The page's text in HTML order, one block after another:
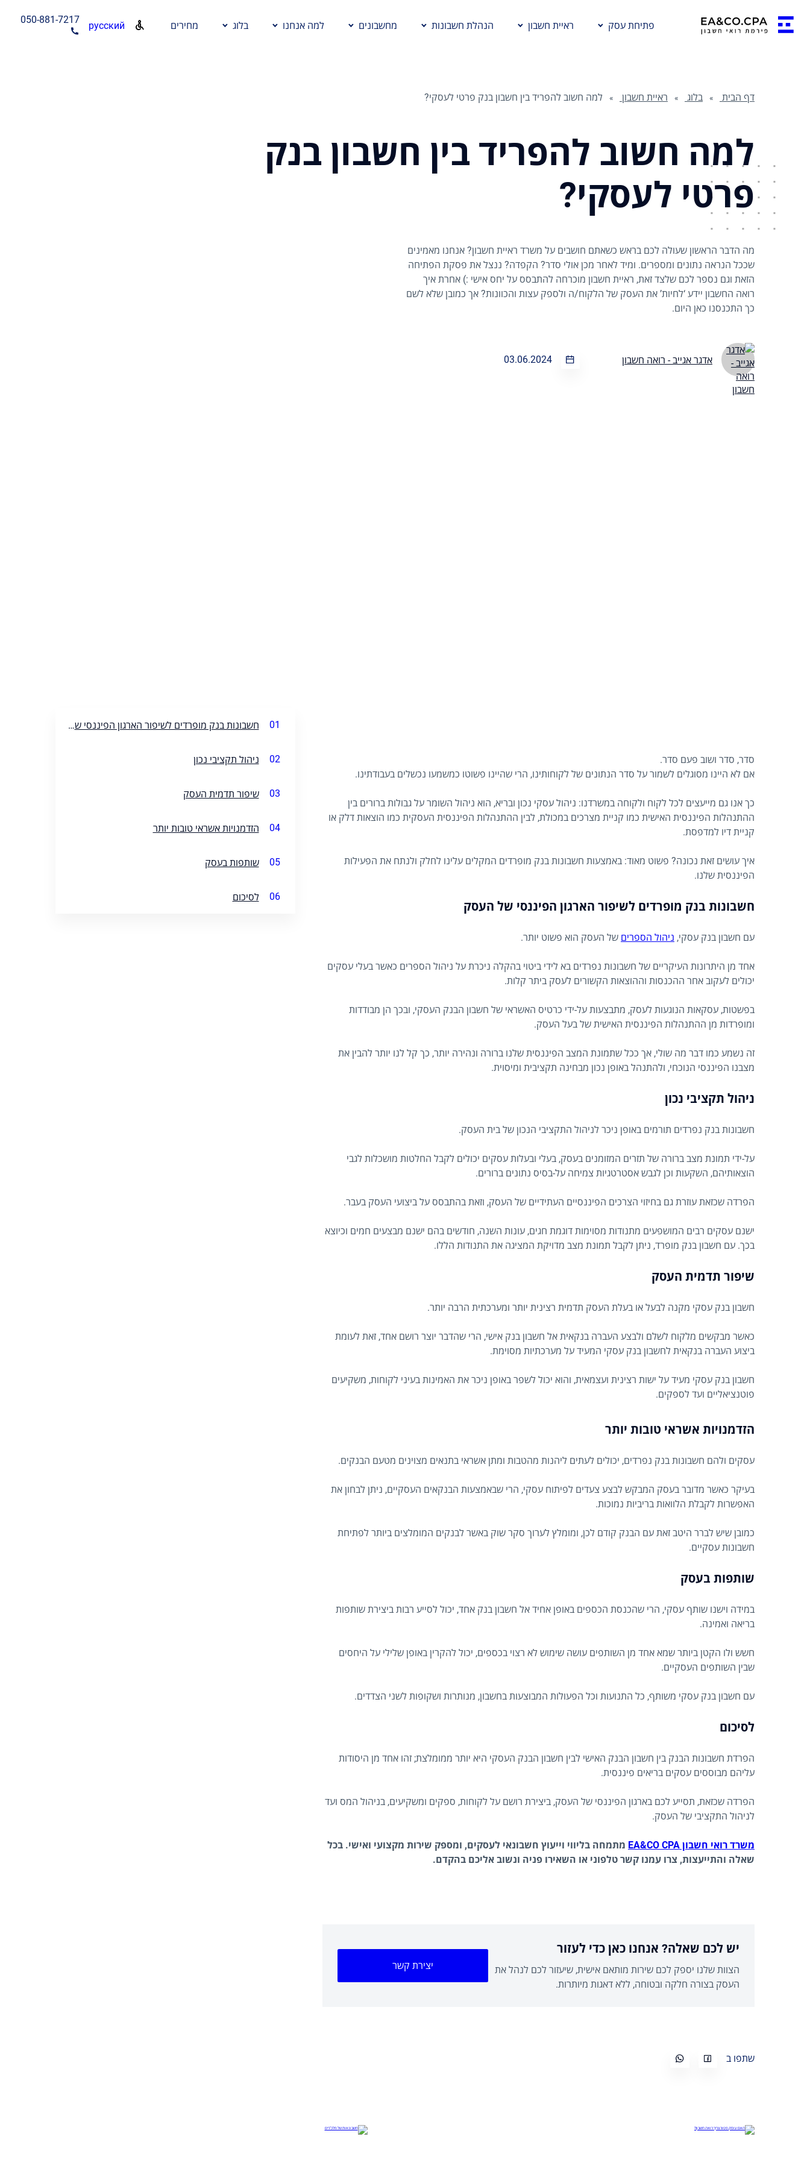
פתיחת עסק ראיית חשבון הנהלת חשבונות מחשבונים למה אנחנו בלוג מחירים русский
050-881-7217
דף הבית בלוג ראיית חשבון למה חשוב להפריד בין חשבון בנק פרטי לעסקי?
למה חשוב להפריד בין חשבון בנק
פרטי לעסקי?
מה הדבר הראשון שעולה לכם בראש כשאתם חושבים על משרד ראיית חשבון? אנחנו מאמינים
שככל הנראה נתונים ומספרים. ומיד לאחר מכן אולי סדר? הקפדה? ננצל את פסקת הפתיחה
הזאת וגם נספר לכם שלצד זאת, ראיית חשבון מוכרחה להתבסס על יחס אישי :) אחרת איך
רואה החשבון יידע ‘לחיות’ את העסק של הלקוח/ה ולספק עצות והכוונות? אך כמובן שלא לשם
כך התכנסנו כאן היום.
אדגר אגייב - רואה חשבון 03.06.2024
01 חשבונות בנק מופרדים לשיפור הארגון הפיננסי של העסק
02 ניהול תקציבי נכון
03 שיפור תדמית העסק
04 הזדמנויות אשראי טובות יותר
05 שותפות בעסק
06 לסיכום
סדר, סדר ושוב פעם סדר.
אם לא היינו מסוגלים לשמור על סדר הנתונים של לקוחותינו, הרי שהיינו פשוטו כמשמעו נכשלים בעבודתינו.
כך אנו גם מייעצים לכל לקוח ולקוחה במשרדנו: ניהול עסקי נכון ובריא, הוא ניהול השומר על גבולות ברורים בין
ההתנהלות הפיננסית האישית כמו קניית מצרכים במכולת, לבין ההתנהלות הפיננסית העסקית כמו הוצאות דלק או
קניית דיו למדפסת.
איך עושים זאת נכונה? פשוט מאוד: באמצעות חשבונות בנק מופרדים המקלים עלינו לחלק ולנתח את הפעילות
הפיננסית שלנו.
חשבונות בנק מופרדים לשיפור הארגון הפיננסי של העסק
עם חשבון בנק עסקי, ניהול הספרים של העסק הוא פשוט יותר.
אחד מן היתרונות העיקריים של חשבונות נפרדים בא לידי ביטוי בהקלה ניכרת על ניהול הספרים כאשר בעלי עסקים
יכולים לעקוב אחר ההכנסות וההוצאות הקשורים לעסק ביתר קלות.
בפשטות, עסקאות הנוגעות לעסק, מתבצעות על-ידי כרטיס האשראי של חשבון הבנק העסקי, ובכך הן מבודדות
ומופרדות מן ההתנהלות הפיננסית האישית של בעל העסק.
זה נשמע כמו דבר מה שולי, אך ככל שתמונת המצב הפיננסית שלנו ברורה ונהירה יותר, כך קל לנו יותר להבין את
מצבנו הפיננסי הנוכחי, ולהתנהל באופן נכון מבחינה תקציבית ומיסוית.
ניהול תקציבי נכון
חשבונות בנק נפרדים תורמים באופן ניכר לניהול התקציבי הנכון של בית העסק.
על-ידי תמונת מצב ברורה של תזרים המזומנים בעסק, בעלי ובעלות עסקים יכולים לקבל החלטות מושכלות לגבי
הוצאותיהם, השקעות וכן לגבש אסטרטגיות צמיחה על-בסיס נתונים ברורים.
הפרדה שכזאת עוזרת גם בחיזוי הצרכים הפיננסיים העתידיים של העסק, וזאת בהתבסס על ביצועי העסק בעבר.
ישנם עסקים רבים המושפעים מתנודות מסוימות דוגמת חגים, עונות השנה, חודשים בהם ישנם מבצעים חמים וכיוצא
בכך. עם חשבון בנק מופרד, ניתן לקבל תמונת מצב מדויקת המציגה את התנודות הללו.
שיפור תדמית העסק
חשבון בנק עסקי מקנה לבעל או בעלת העסק תדמית רצינית יותר ומערכתית הרבה יותר.
כאשר מבקשים מלקוח לשלם ולבצע העברה בנקאית אל חשבון בנק אישי, הרי שהדבר יוצר רושם אחד, זאת לעומת
ביצוע העברה בנקאית לחשבון בנק עסקי המעיד על מערכתיות מסוימת.
חשבון בנק עסקי מעיד על ישות רצינית ועצמאית, והוא יכול לשפר באופן ניכר את האמינות בעיני לקוחות, משקיעים
פוטנציאליים ועד לספקים.
הזדמנויות אשראי טובות יותר
עסקים ולהם חשבונות בנק נפרדים, יכולים לעתים ליהנות מהטבות ומתן אשראי בתנאים מצוינים מטעם הבנקים.
בעיקר כאשר מדובר בעסק המבקש לבצע צעדים לפיתוח עסקי, הרי שבאמצעות הבנקאים העסקיים, ניתן לבחון את
האפשרות לקבלת הלוואות בריביות נמוכות.
כמובן שיש לברר היטב זאת עם הבנק קודם לכן, ומומלץ לערוך סקר שוק באשר לבנקים המומלצים ביותר לפתיחת
חשבונות עסקיים.
שותפות בעסק
במידה וישנו שותף עסקי, הרי שהכנסת הכספים באופן אחיד אל חשבון בנק אחד, יכול לסייע רבות ביצירת שותפות
בריאה ואמינה.
חשש ולו הקטן ביותר שמא אחד מן השותפים עושה שימוש לא רצוי בכספים, יכול להקרין באופן שלילי על היחסים
שבין השותפים העסקיים.
עם חשבון בנק עסקי משותף, כל התנועות וכל הפעולות המבוצעות בחשבון, מנותרות ושקופות לשני הצדדים.
לסיכום
הפרדת חשבונות הבנק בין חשבון הבנק האישי לבין חשבון הבנק העסקי היא יותר ממומלצת; זהו אחד מן היסודות
עליהם מבוססים עסקים בריאים פיננסית.
הפרדה שכזאת, תסייע לכם בארגון הפיננסי של העסק, ביצירת רושם על לקוחות, ספקים ומשקיעים, בניהול המס ועד
לניהול התקציבי של העסק.
משרד רואי חשבון EA&CO CPA
מתמחה בליווי וייעוץ חשבונאי לעסקים, ומספק שירות מקצועי ואישי. בכל
שאלה והתייעצות, צרו עמנו קשר טלפוני או השאירו פניה ונשוב אליכם בהקדם.
יש לכם שאלה? אנחנו כאן כדי לעזור
הצוות שלנו יספק לכם שירות מותאם אישית, שיעזור לכם לנהל את
העסק בצורה חלקה ובטוחה, ללא דאגות מיותרות.
יצירת קשר
שתפו ב